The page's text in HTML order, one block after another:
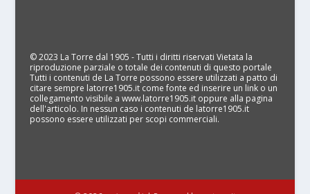
© 2023 La Torre dal 1905 - Tutti i diritti riservati Vietata la
riproduzione parziale o totale dei contenuti di questo portale
Tutti i contenuti de La Torre possono essere utilizzati a patto di
citare sempre latorre1905.it come fonte ed inserire un link o un
collegamento visibile a www.latorre1905.it oppure alla pagina
dell'articolo. In nessun caso i contenuti de latorre1905.it
possono essere utilizzati per scopi commerciali.